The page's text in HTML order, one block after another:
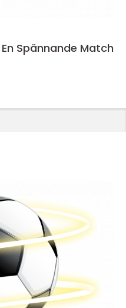
Spännande Match